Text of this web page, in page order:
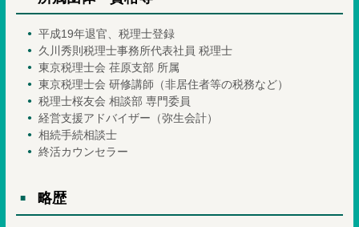
平成19年退官、税理士登録
久川秀則税理士事務所代表社員 税理士
東京税理士会 荏原支部 所属
東京税理士会 研修講師（非居住者等の税務など）
税理士桜友会 相談部 専門委員
経営支援アドバイザー（弥生会計）
相続手続相談士
終活カウンセラー
略歴